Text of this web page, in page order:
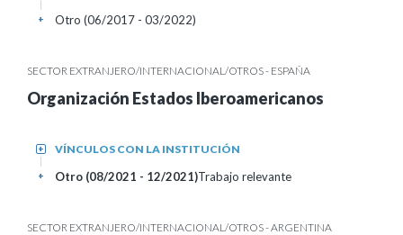
Otro (06/2017 - 03/2022)
+
SECTOR EXTRANJERO/INTERNACIONAL/OTROS - ESPAÑA
Organización Estados Iberoamericanos
VÍNCULOS CON LA INSTITUCIÓN
+
Otro (08/2021 - 12/2021)Trabajo relevante
+
SECTOR EXTRANJERO/INTERNACIONAL/OTROS - ARGENTINA